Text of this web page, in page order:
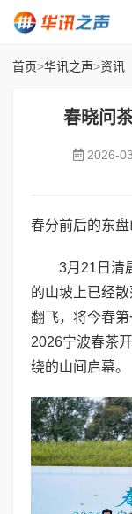
首页>华讯之声>资讯
春晓问
2026-
春分前后的东盘
3月21日清
的山坡上已经
翻飞，将今春第
2026宁波春茶
绕的山间启幕。